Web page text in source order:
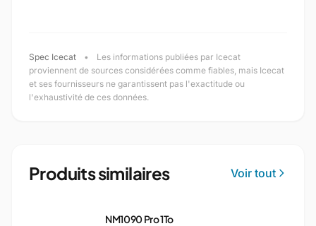
Spec Icecat •
Les informations publiées par Icecat
proviennent de sources considérées comme fiables, mais Icecat
et ses fournisseurs ne garantissent pas l'exactitude ou
l'exhaustivité de ces données.
Produits similaires Voir tout
NM1090 Pro 1To